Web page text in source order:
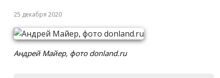
25 декабря 2020
Андрей Майер, фото donland.ru